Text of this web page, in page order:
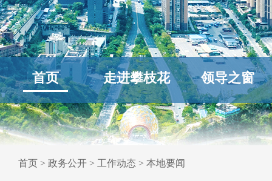
首页 走进攀枝花 领导之窗
首页 > 政务公开 > 工作动态 > 本地要闻